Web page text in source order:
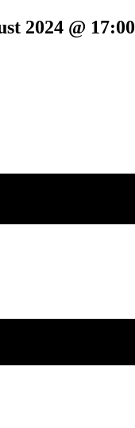
2024 @ 17:00